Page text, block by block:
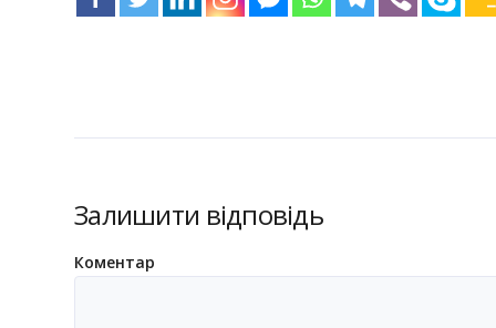
Залишити відповідь
Коментар